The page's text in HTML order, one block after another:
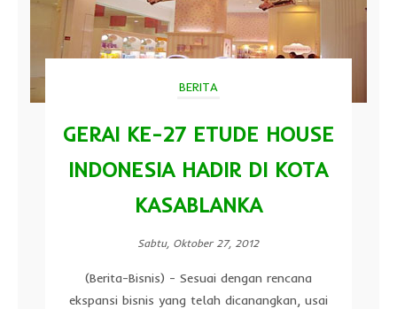
BERITA
GERAI KE-27 ETUDE HOUSE
INDONESIA HADIR DI KOTA
KASABLANKA
Sabtu, Oktober 27, 2012
(Berita-Bisnis) - Sesuai dengan rencana
ekspansi bisnis yang telah dicanangkan, usai